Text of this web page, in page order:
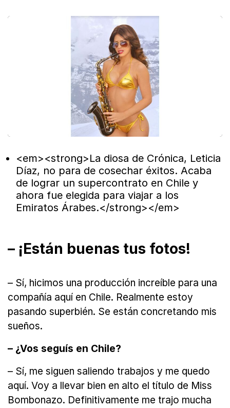
<em><strong>La diosa de Crónica, Leticia
Díaz, no para de cosechar éxitos. Acaba
de lograr un supercontrato en Chile y
ahora fue elegida para viajar a los
Emiratos Árabes.</strong></em>
– ¡Están buenas tus fotos!
– Sí, hicimos una producción increíble para una
compañía aquí en Chile. Realmente estoy
pasando superbién. Se están concretando mis
sueños.
– ¿Vos seguís en Chile?
– Sí, me siguen saliendo trabajos y me quedo
aquí. Voy a llevar bien en alto el título de Miss
Bombonazo. Definitivamente me trajo mucha